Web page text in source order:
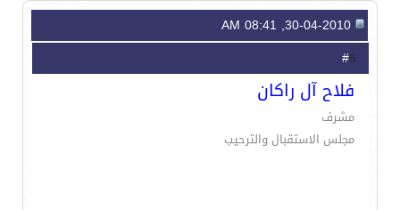
6
فلاح آل راكان
مشرف
مجلس الاستقبال والترحيب